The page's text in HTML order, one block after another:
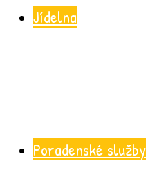
Jídelna
Poradenské služby